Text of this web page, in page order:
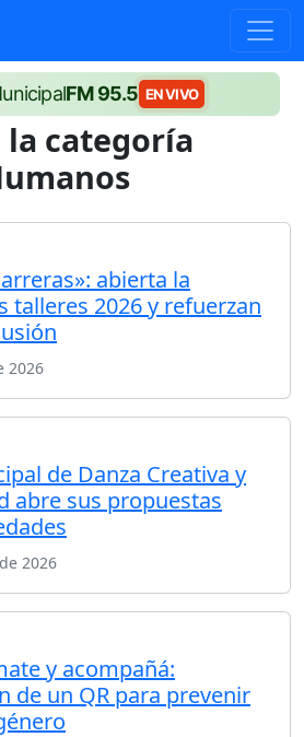
FM 95.5 EN VIVO
categoría
abierta la
talleres 2026 y refuerzan
2026
de Danza Creativa y
abre sus propuestas
2026
y acompañá:
de un QR para prevenir